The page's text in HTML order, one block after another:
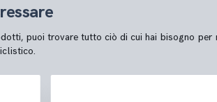
puoi trovare tutto ciò di cui hai bisogno per